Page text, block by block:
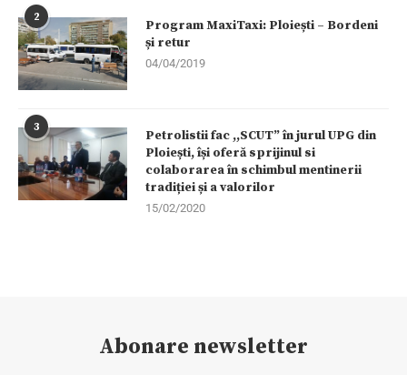
2
Program MaxiTaxi: Ploiești – Bordeni
și retur
04/04/2019
3
Petrolistii fac ,,SCUT” în jurul UPG din
Ploiești, își oferă sprijinul si
colaborarea în schimbul mentinerii
tradiției și a valorilor
15/02/2020
Abonare newsletter